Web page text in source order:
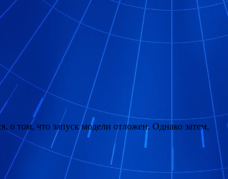
о том, что запуск модели отложен. Однако затем,